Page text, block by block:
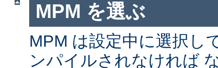
MPM を選ぶ
MPM は設定中に選択し
ンパイルされなければ